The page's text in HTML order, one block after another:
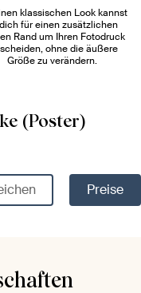
klassischen Look kannst
für einen zusätzlichen
Rand um Ihren Fotodruck
ohne die äußere
Größe zu verändern.
(Poster)
Preise